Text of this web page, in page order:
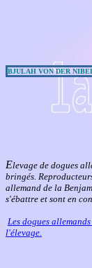
BJULAH VON DER
Elevage de dogues
bringés.
allemand de la
s'ébattre et sont en
Les dogues
l'élevage.